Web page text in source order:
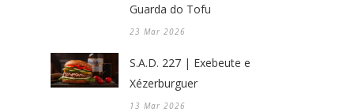
Guarda do Tofu
23 Mar 2026
S.A.D. 227 | Exebeute e
Xézerburguer
13 Mar 2026